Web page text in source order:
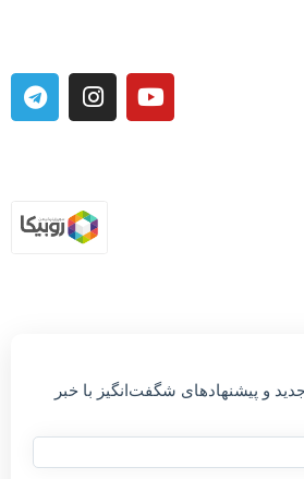
جدید و پیشنهاد‌های شگفت‌انگیز با خبر